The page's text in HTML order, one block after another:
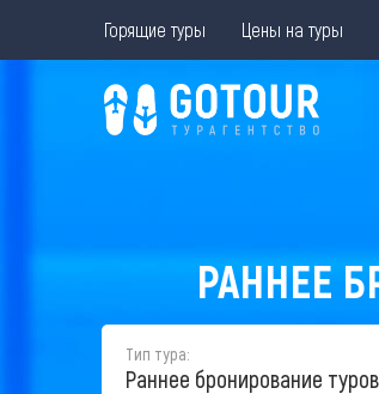
Горящие туры Цены на туры
РАННЕЕ
Тип тура:
Раннее бронирование туров